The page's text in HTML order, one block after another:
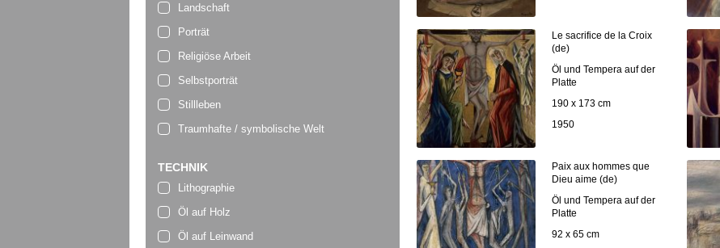
Landschaft
Porträt
Religiöse Arbeit
Selbstporträt
Stillleben
Traumhafte / symbolische Welt
TECHNIK
Lithographie
Öl auf Holz
Öl auf Leinwand
Le sacrifice de la Croix
(de)
Öl und Tempera auf der
Platte
190 x 173 cm
1950
Paix aux hommes que
Dieu aime (de)
Öl und Tempera auf der
Platte
92 x 65 cm